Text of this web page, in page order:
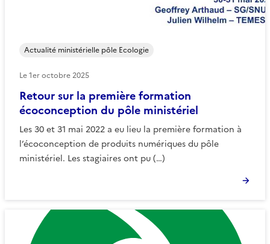
Retour sur la première formation
écoconception du pôle ministériel
Les 30 et 31 mai 2022 a eu lieu la première formation à
l’écoconception de produits numériques du pôle
ministériel. Les stagiaires ont pu (…)
Actualité ministérielle pôle Ecologie
Le1er octobre 2025